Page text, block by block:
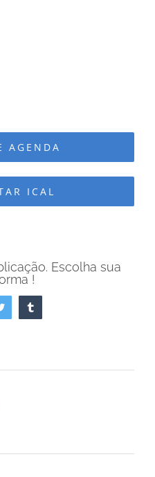
AGENDA
ICAL
Escolha sua
!
Tumblr